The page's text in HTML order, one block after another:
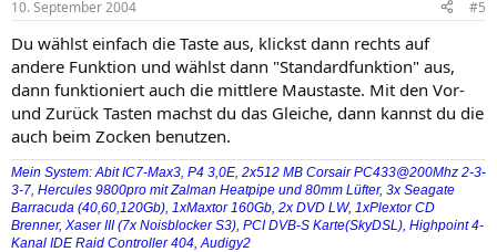
10. September 2004 #5
Du wählst einfach die Taste aus, klickst dann rechts auf
andere Funktion und wählst dann "Standardfunktion" aus,
dann funktioniert auch die mittlere Maustaste. Mit den Vor-
und Zurück Tasten machst du das Gleiche, dann kannst du die
auch beim Zocken benutzen.
Mein System: Abit IC7-Max3, P4 3,0E, 2x512 MB Corsair PC433@200Mhz 2-3-
3-7, Hercules 9800pro mit Zalman Heatpipe und 80mm Lüfter, 3x Seagate
Barracuda (40,60,120Gb), 1xMaxtor 160Gb, 2x DVD LW, 1xPlextor CD
Brenner, Xaser III (7x Noisblocker S3), PCI DVB-S Karte(SkyDSL), Highpoint 4-
Kanal IDE Raid Controller 404, Audigy2